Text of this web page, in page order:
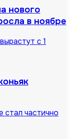
нового
в ноябре
с 1
стал частично